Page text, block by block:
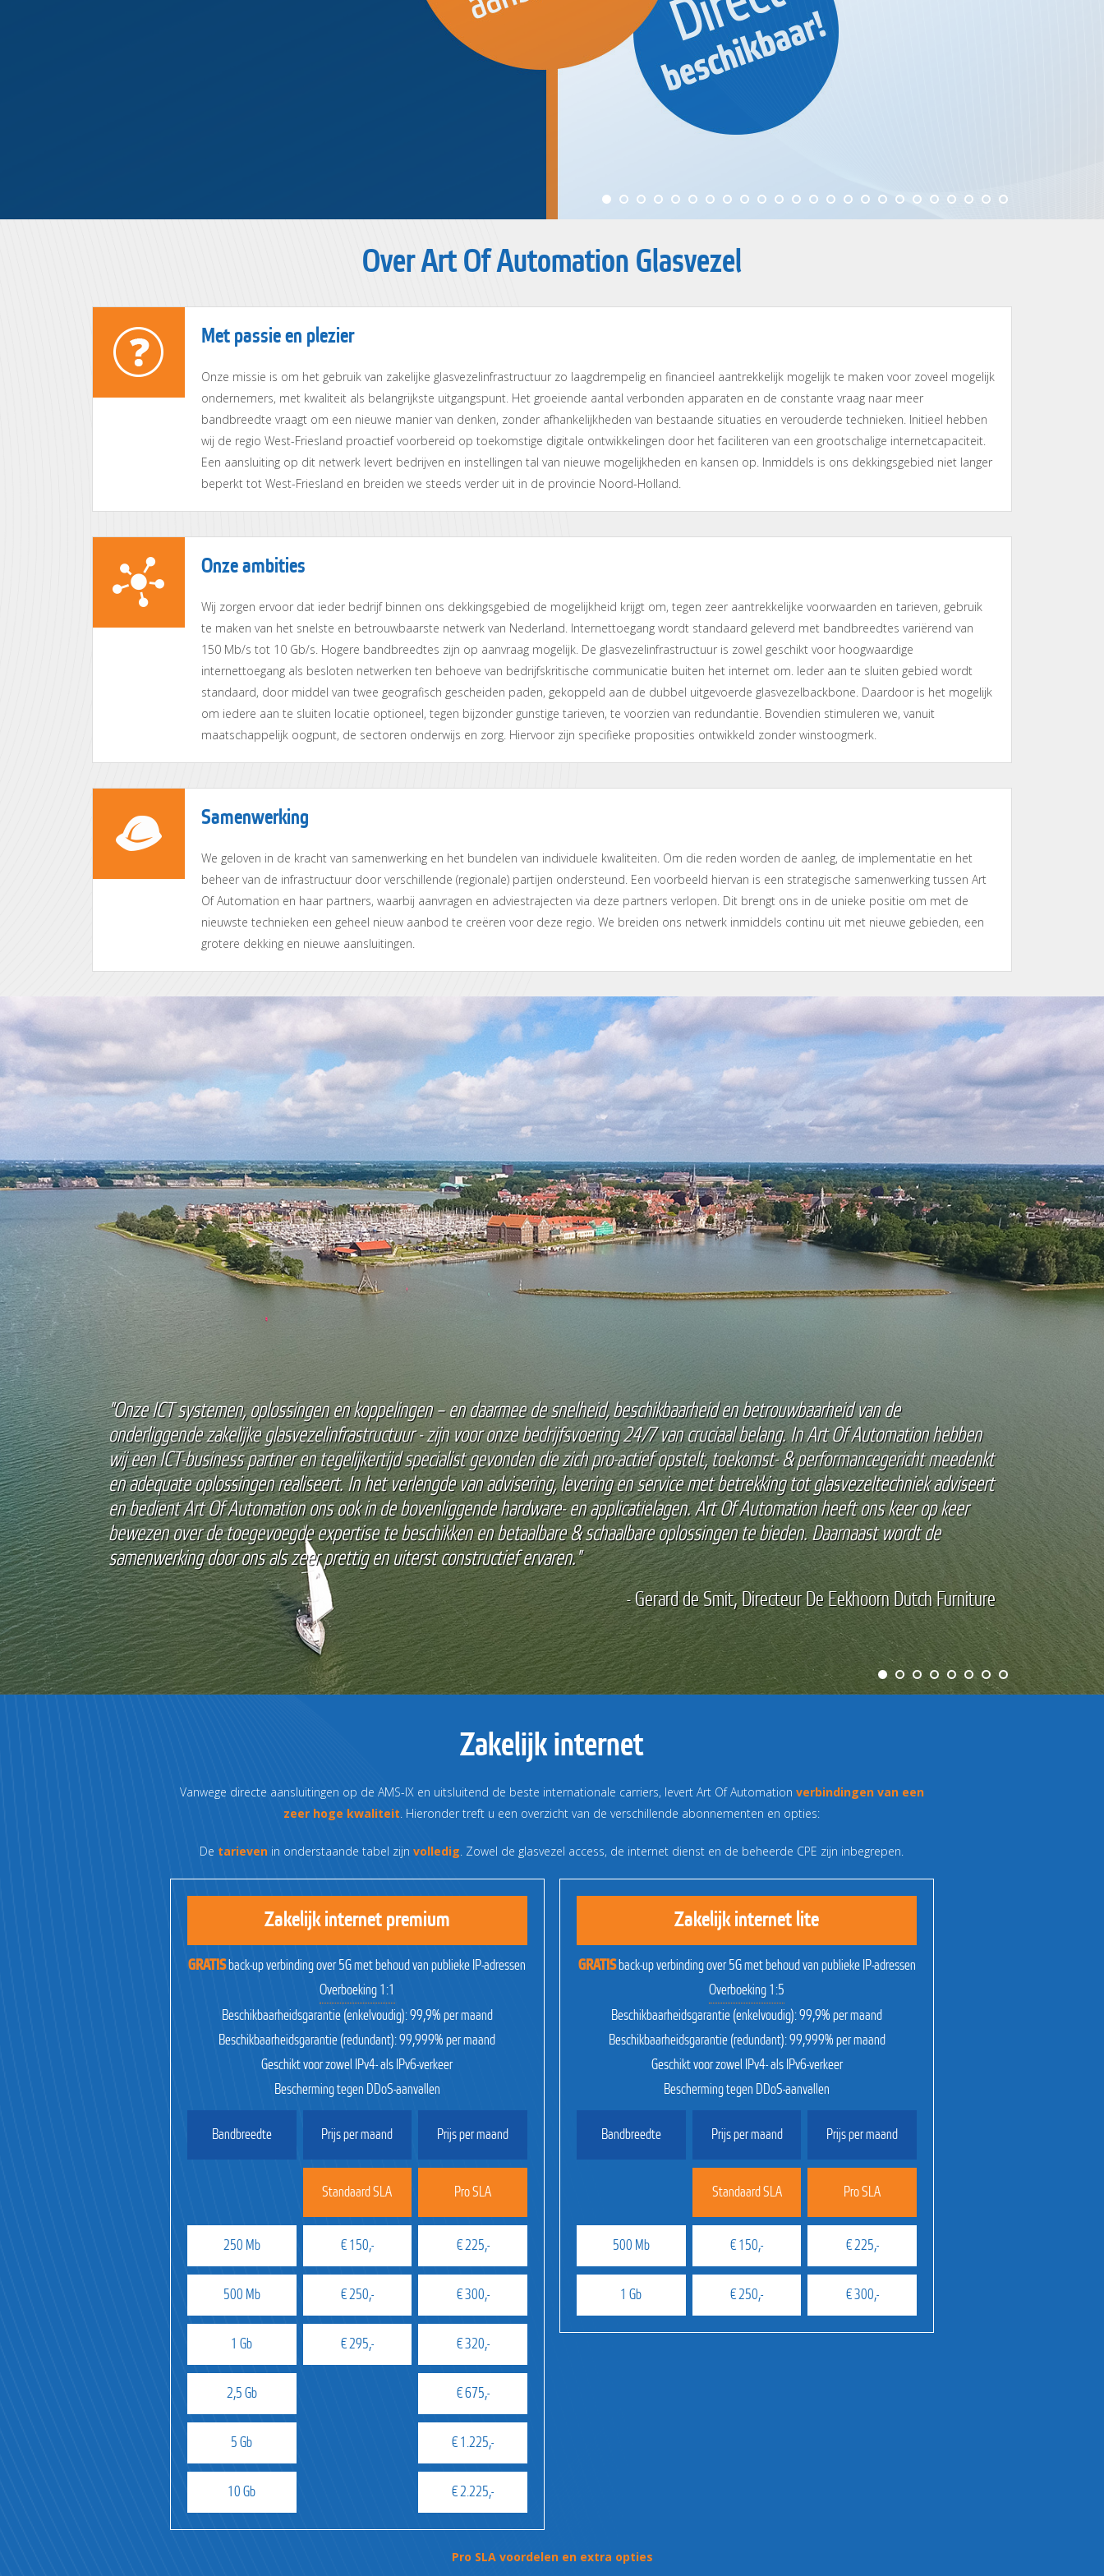
De Veken
Over Art Of Automation Glasvezel
Met passie en plezier
Onze missie is om het gebruik van zakelijke glasvezelinfrastructuur zo laagdrempelig en financieel aantrekkelijk mogelijk te maken voor zoveel mogelijk
ondernemers, met kwaliteit als belangrijkste uitgangspunt. Het groeiende aantal verbonden apparaten en de constante vraag naar meer
bandbreedte vraagt om een nieuwe manier van denken, zonder afhankelijkheden van bestaande situaties en verouderde technieken. Initieel hebben
wij de regio West-Friesland proactief voorbereid op toekomstige digitale ontwikkelingen door het faciliteren van een grootschalige internetcapaciteit.
Een aansluiting op dit netwerk levert bedrijven en instellingen tal van nieuwe mogelijkheden en kansen op. Inmiddels is ons dekkingsgebied niet langer
beperkt tot West-Friesland en breiden we steeds verder uit in de provincie Noord-Holland.
Onze ambities
Wij zorgen ervoor dat ieder bedrijf binnen ons dekkingsgebied de mogelijkheid krijgt om, tegen zeer aantrekkelijke voorwaarden en tarieven, gebruik
te maken van het snelste en betrouwbaarste netwerk van Nederland. Internettoegang wordt standaard geleverd met bandbreedtes variërend van
150 Mb/s tot 10 Gb/s. Hogere bandbreedtes zijn op aanvraag mogelijk. De glasvezelinfrastructuur is zowel geschikt voor hoogwaardige
internettoegang als besloten netwerken ten behoeve van bedrijfskritische communicatie buiten het internet om. Ieder aan te sluiten gebied wordt
standaard, door middel van twee geografisch gescheiden paden, gekoppeld aan de dubbel uitgevoerde glasvezelbackbone. Daardoor is het mogelijk
om iedere aan te sluiten locatie optioneel, tegen bijzonder gunstige tarieven, te voorzien van redundantie. Bovendien stimuleren we, vanuit
maatschappelijk oogpunt, de sectoren onderwijs en zorg. Hiervoor zijn specifieke proposities ontwikkeld zonder winstoogmerk.
Samenwerking
We geloven in de kracht van samenwerking en het bundelen van individuele kwaliteiten. Om die reden worden de aanleg, de implementatie en het
beheer van de infrastructuur door verschillende (regionale) partijen ondersteund. Een voorbeeld hiervan is een strategische samenwerking tussen Art
Of Automation en haar partners, waarbij aanvragen en adviestrajecten via deze partners verlopen. Dit brengt ons in de unieke positie om met de
nieuwste technieken een geheel nieuw aanbod te creëren voor deze regio. We breiden ons netwerk inmiddels continu uit met nieuwe gebieden, een
grotere dekking en nieuwe aansluitingen.
"Zonder een snelle en stabiele internetverbinding kan mijn bedrijf Social Blue niet functioneren! Ons complete bedrijf werkt in de cloud.
Wij zijn hierdoor volledig afhankelijk van onze internetverbinding. Dankzij de uitstekende oplossingen van Art Of Automation, zijn wij
verzekerd van een ultiem snelle en betrouwbare internetverbinding."
– Tim Roemer, CEO Social Blue
Zakelijk internet
Vanwege directe aansluitingen op de AMS-IX en uitsluitend de beste internationale carriers, levert Art Of Automation verbindingen van een
zeer hoge kwaliteit. Hieronder treft u een overzicht van de verschillende abonnementen en opties:
De tarieven in onderstaande tabel zijnvolledig. Zowel de glasvezel access, de internet dienst en de beheerde CPE zijn inbegrepen.
Zakelijk internet premium
GRATISback-up verbinding over 5G met behoud van publieke IP-adressen
Overboeking 1:1
Beschikbaarheidsgarantie (enkelvoudig): 99,9% per maand
Beschikbaarheidsgarantie (redundant): 99,999% per maand
Geschikt voor zowel IPv4- als IPv6-verkeer
Bescherming tegen DDoS-aanvallen
Bandbreedte Prijs per maand Prijs per maand
Standaard SLA Pro SLA
250 Mb € 150,- € 225,-
500 Mb € 250,- € 300,-
1 Gb € 295,- € 320,-
2,5 Gb € 675,-
5 Gb € 1.225,-
10 Gb € 2.225,-
Zakelijk internet lite
GRATISback-up verbinding over 5G met behoud van publieke IP-adressen
Overboeking 1:5
Beschikbaarheidsgarantie (enkelvoudig): 99,9% per maand
Beschikbaarheidsgarantie (redundant): 99,999% per maand
Geschikt voor zowel IPv4- als IPv6-verkeer
Bescherming tegen DDoS-aanvallen
Bandbreedte Prijs per maand Prijs per maand
Standaard SLA Pro SLA
500 Mb € 150,- € 225,-
1 Gb € 250,- € 300,-
Pro SLA voordelen en extra opties